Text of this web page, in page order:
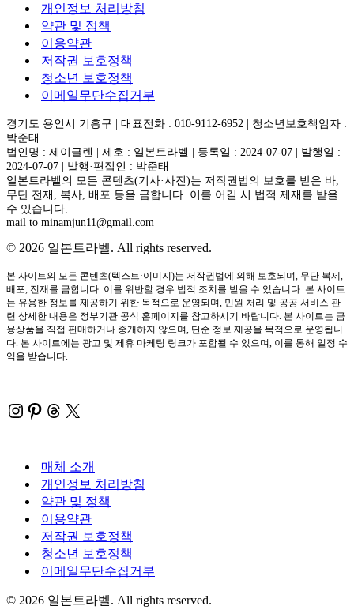
개인정보 처리방침
약관 및 정책
이용약관
저작권 보호정책
청소년 보호정책
이메일무단수집거부
경기도 용인시 기흥구 | 대표전화 : 010-9112-6952 | 청소년보호책임자 :
박준태
법인명 : 제이글렌 | 제호 : 일본트라벨 | 등록일 : 2024-07-07 | 발행일 :
2024-07-07 | 발행·편집인 : 박준태
일본트라벨의 모든 콘텐츠(기사·사진)는 저작권법의 보호를 받은 바,
무단 전재, 복사, 배포 등을 금합니다. 이를 어길 시 법적 제재를 받을
수 있습니다.
mail to minamjun11@gmail.com
© 2026 일본트라벨. All rights reserved.
본 사이트의 모든 콘텐츠(텍스트·이미지)는 저작권법에 의해 보호되며, 무단 복제,
배포, 전재를 금합니다. 이를 위반할 경우 법적 조치를 받을 수 있습니다. 본 사이트
는 유용한 정보를 제공하기 위한 목적으로 운영되며, 민원 처리 및 공공 서비스 관
련 상세한 내용은 정부기관 공식 홈페이지를 참고하시기 바랍니다. 본 사이트는 금
융상품을 직접 판매하거나 중개하지 않으며, 단순 정보 제공을 목적으로 운영됩니
다. 본 사이트에는 광고 및 제휴 마케팅 링크가 포함될 수 있으며, 이를 통해 일정 수
익을 받습니다.
Instagram
Pinterest
Threads
X
매체 소개
개인정보 처리방침
약관 및 정책
이용약관
저작권 보호정책
청소년 보호정책
이메일무단수집거부
© 2026 일본트라벨. All rights reserved.